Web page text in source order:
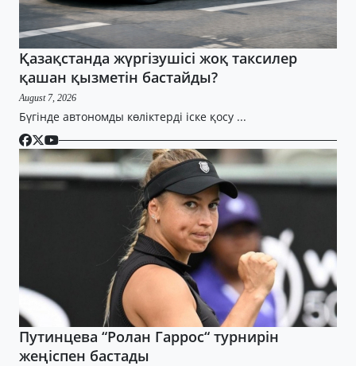
Қазақстанда жүргізушісі жоқ таксилер
қашан қызметін бастайды?
August 7, 2026
Бүгінде автономды көліктерді іске қосу ...
Путинцева “Ролан Гаррос“ турнирін
жеңіспен бастады